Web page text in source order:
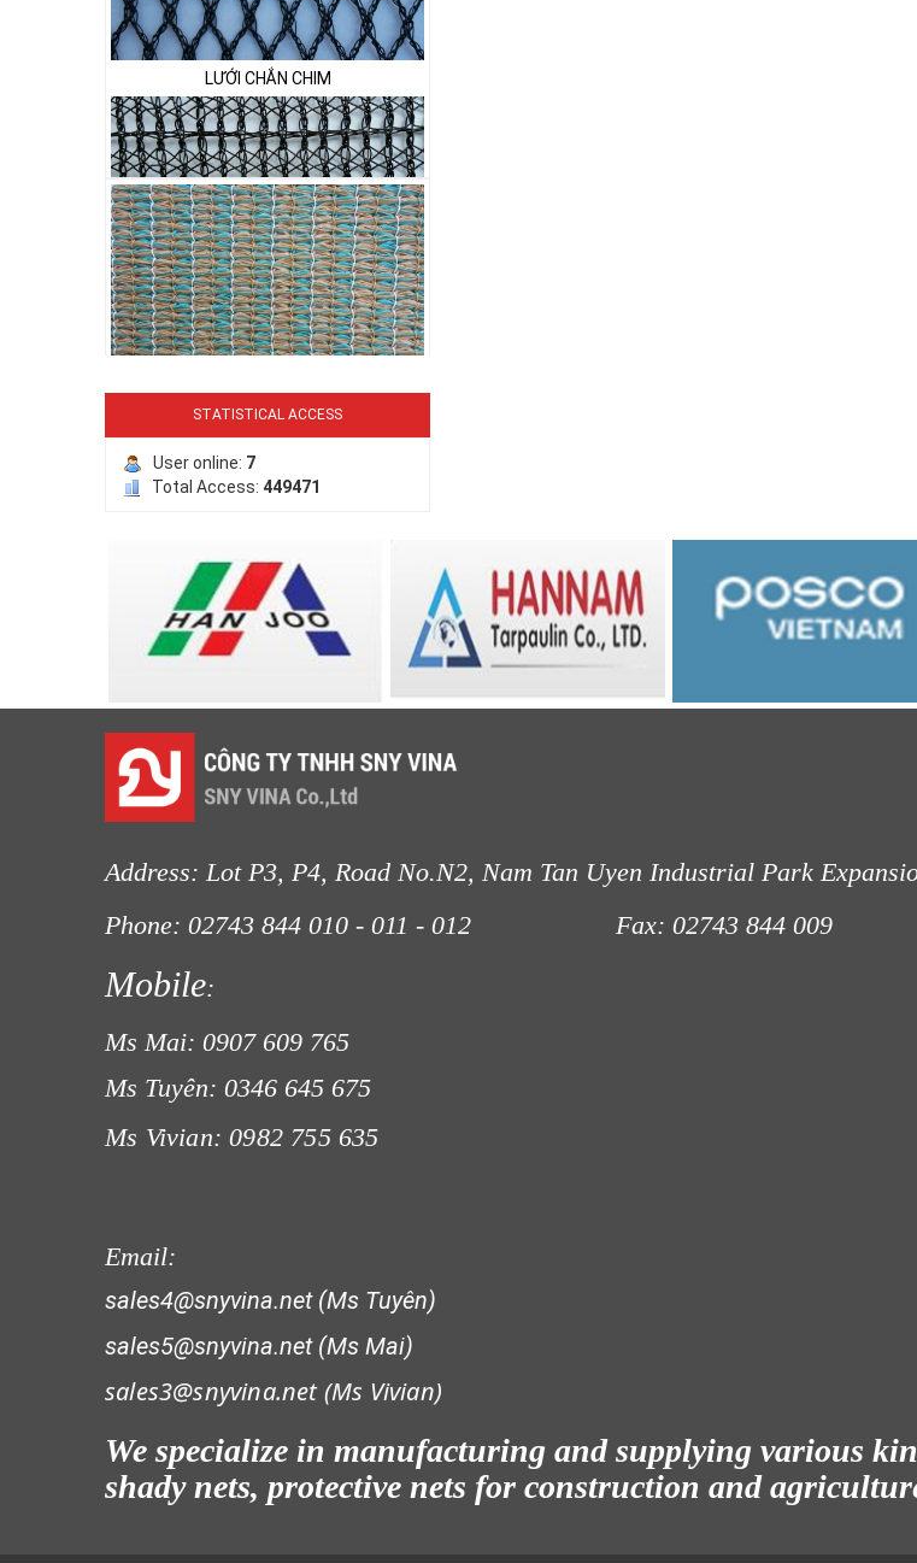
LƯỚI CHẮN CHIM
LƯỚI PHƠI NÔNG SẢN
LƯỚI NUÔI TRỒNG HẢI SẢN
LƯỚI CHẮN GIÓ
LƯỚI CHẮN CÔN TRÙNG
LƯỚI CHE NẮNG
LƯỚI CHE NẮNG
LƯỚI CHẮN CHIM
LƯỚI PHƠI NÔNG SẢN
STATISTICAL ACCESS
User online: 7
Total Access: 449471
Address: Lot P3, P4, Road No.N2, Nam Tan Uyen Industrial Park
Phone: 02743 844 010 - 011 - 012 Fax: 02743 844 009
Mobile:
Ms Mai: 0907 609 765
Ms Tuyên: 0346 645 675
Ms Vivian: 0982 755 635
Email:
sales4@snyvina.net (Ms Tuyên)
sales5@snyvina.net (Ms Mai)
sales3@snyvina.net (Ms Vivian)
We specialize in manufacturing and supplying various
shady nets, protective nets for construction and